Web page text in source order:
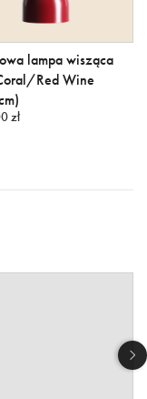
lampa wisząca
Red Wine
zł